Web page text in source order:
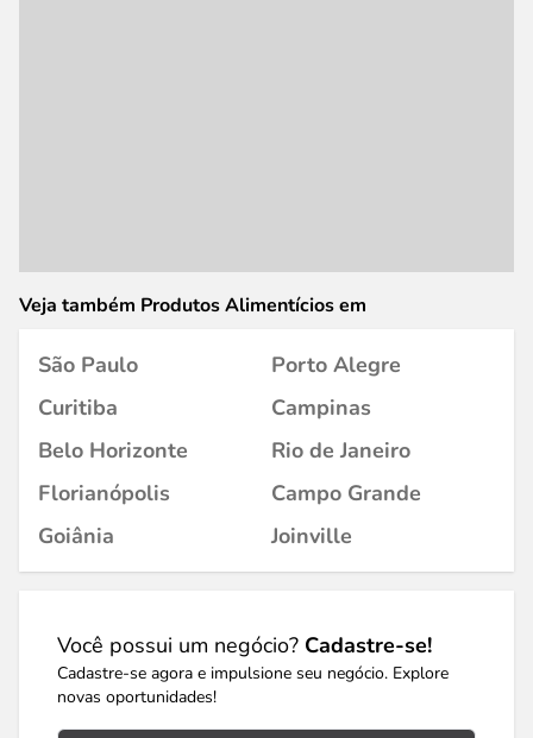
Veja também Produtos Alimentícios em
São Paulo
Porto Alegre
Curitiba
Campinas
Belo Horizonte
Rio de Janeiro
Florianópolis
Campo Grande
Goiânia
Joinville
Você possui um negócio? Cadastre-se!
Cadastre-se agora e impulsione seu negócio. Explore
novas oportunidades!